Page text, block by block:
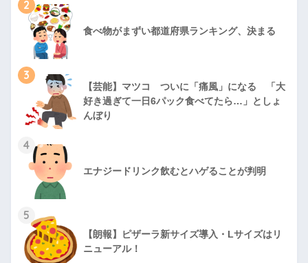
2
食べ物がまずい都道府県ランキング、決まる
3
【芸能】マツコ ついに「痛風」になる 「大
好き過ぎて一日6パック食べてたら…」としょ
んぼり
4
エナジードリンク飲むとハゲることが判明
5
【朗報】ピザーラ新サイズ導入・Lサイズはリ
ニューアル！